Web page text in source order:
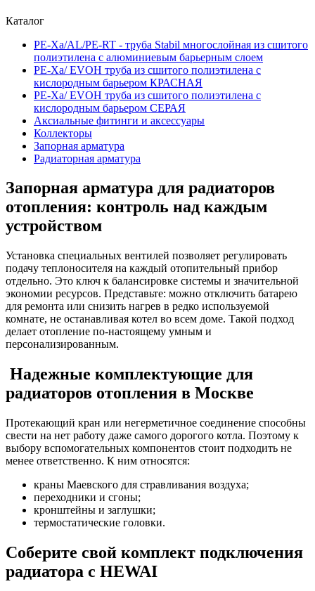
Каталог
PE-Xa/AL/PE-RT - труба Stabil многослойная из сшитого
полиэтилена с алюминиевым барьерным слоем
PE-Xa/ EVOH труба из сшитого полиэтилена с
кислородным барьером КРАСНАЯ
PE-Xa/ EVOH труба из сшитого полиэтилена с
кислородным барьером СЕРАЯ
Аксиальные фитинги и аксессуары
Коллекторы
Запорная арматура
Радиаторная арматура
Запорная арматура для радиаторов
отопления: контроль над каждым
устройством
Установка специальных вентилей позволяет регулировать
подачу теплоносителя на каждый отопительный прибор
отдельно. Это ключ к балансировке системы и значительной
экономии ресурсов. Представьте: можно отключить батарею
для ремонта или снизить нагрев в редко используемой
комнате, не останавливая котел во всем доме. Такой подход
делает отопление по-настоящему умным и
персонализированным.
Надежные комплектующие для
радиаторов отопления в Москве
Протекающий кран или негерметичное соединение способны
свести на нет работу даже самого дорогого котла. Поэтому к
выбору вспомогательных компонентов стоит подходить не
менее ответственно. К ним относятся:
краны Маевского для стравливания воздуха;
переходники и сгоны;
кронштейны и заглушки;
термостатические головки.
Соберите свой комплект подключения
радиатора с HEWAI